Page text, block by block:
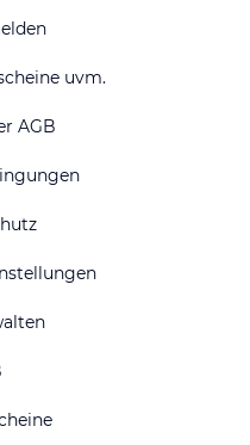
uvm.
AGB